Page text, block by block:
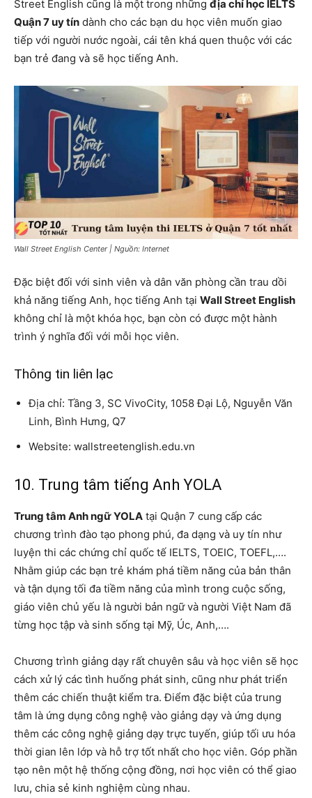
Street English cũng là một trong những địa chỉ học IELTS
Quận 7 uy tín dành cho các bạn du học viên muốn giao
tiếp với người nước ngoài, cái tên khá quen thuộc với các
bạn trẻ đang và sẽ học tiếng Anh.
Wall Street English Center | Nguồn: Internet
Đặc biệt đối với sinh viên và dân văn phòng cần trau dồi
khả năng tiếng Anh, học tiếng Anh tại Wall Street English
không chỉ là một khóa học, bạn còn có được một hành
trình ý nghĩa đối với mỗi học viên.
Thông tin liên lạc
Địa chỉ: Tầng 3, SC VivoCity, 1058 Đại Lộ, Nguyễn Văn
Linh, Bình Hưng, Q7
Website: wallstreetenglish.edu.vn
10. Trung tâm tiếng Anh YOLA
Trung tâm Anh ngữ YOLA tại Quận 7 cung cấp các
chương trình đào tạo phong phú, đa dạng và uy tín như
luyện thi các chứng chỉ quốc tế IELTS, TOEIC, TOEFL,….
Nhằm giúp các bạn trẻ khám phá tiềm năng của bản thân
và tận dụng tối đa tiềm năng của mình trong cuộc sống,
giáo viên chủ yếu là người bản ngữ và người Việt Nam đã
từng học tập và sinh sống tại Mỹ, Úc, Anh,….
Chương trình giảng dạy rất chuyên sâu và học viên sẽ học
cách xử lý các tình huống phát sinh, cũng như phát triển
thêm các chiến thuật kiểm tra. Điểm đặc biệt của trung
tâm là ứng dụng công nghệ vào giảng dạy và ứng dụng
thêm các công nghệ giảng dạy trực tuyến, giúp tối ưu hóa
thời gian lên lớp và hỗ trợ tốt nhất cho học viên. Góp phần
tạo nên một hệ thống cộng đồng, nơi học viên có thể giao
lưu, chia sẻ kinh nghiệm cùng nhau.